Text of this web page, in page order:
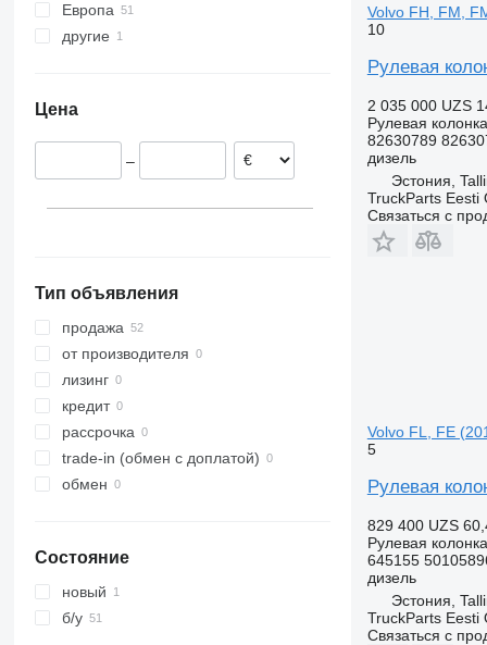
Европа
Эстония
Швеция
Румыния
другие
Цена
–
Тип объявления
продажа
от производителя
лизинг
кредит
рассрочка
trade-in (обмен с доплатой)
обмен
Состояние
новый
б/у
Volvo FH, FM,
10
Рулевая
2 035 000 UZS
Рулевая колонка
82630789
дизель
Эстония,
TruckParts Eesti
Связаться с
Volvo FL, FE
5
Рулевая
829 400 UZS
Рулевая колонка
645155
дизель
Эстония,
TruckParts Eesti
Связаться с